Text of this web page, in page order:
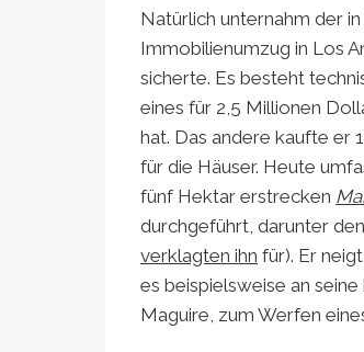
Natürlich unternahm der
Immobilienumzug in Los
sicherte. Es besteht
eines für 2,5 Millionen
hat. Das andere kaufte er
für die Häuser. Heute
fünf Hektar erstrecken
durchgeführt, darunter
verklagten ihn für). Er
es beispielsweise an
Maguire, zum Werfen